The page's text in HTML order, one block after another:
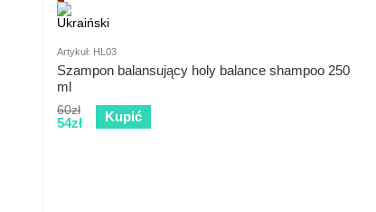
Artykuł: HL03
Szampon balansujący holy balance shampoo 250
ml
60zł
54zł Kupić